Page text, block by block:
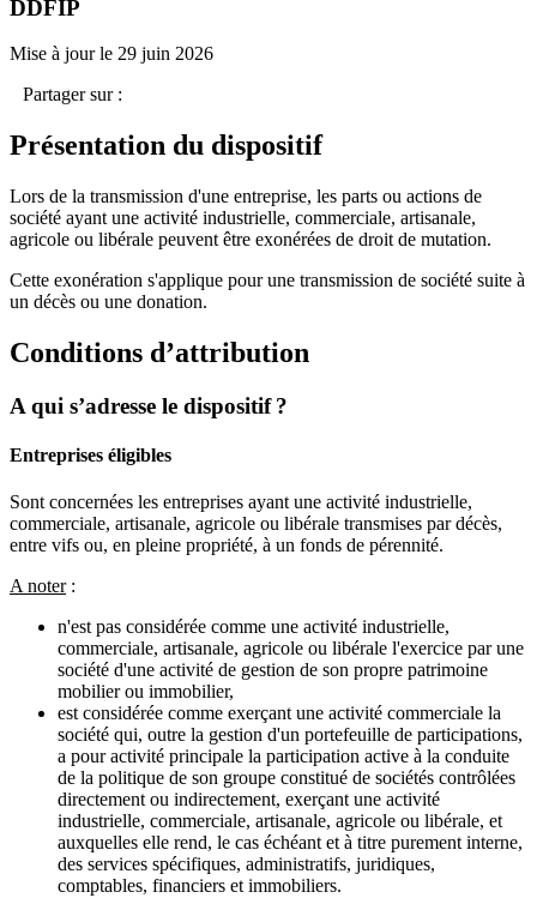
DDFIP
Mise à jour le 29 juin 2026
Partager sur :
Présentation du dispositif
Lors de la transmission d'une entreprise, les parts ou actions de
société ayant une activité industrielle, commerciale, artisanale,
agricole ou libérale peuvent être exonérées de droit de mutation.
Cette exonération s'applique pour une transmission de société suite à
un décès ou une donation.
Conditions d’attribution
A qui s’adresse le dispositif ?
Entreprises éligibles
Sont concernées les entreprises ayant une activité industrielle,
commerciale, artisanale, agricole ou libérale transmises par décès,
entre vifs ou, en pleine propriété, à un fonds de pérennité.
A noter:
n'est pas considérée comme une activité industrielle,
commerciale, artisanale, agricole ou libérale l'exercice par une
société d'une activité de gestion de son propre patrimoine
mobilier ou immobilier,
est considérée comme exerçant une activité commerciale la
société qui, outre la gestion d'un portefeuille de participations,
a pour activité principale la participation active à la conduite
de la politique de son groupe constitué de sociétés contrôlées
directement ou indirectement, exerçant une activité
industrielle, commerciale, artisanale, agricole ou libérale, et
auxquelles elle rend, le cas échéant et à titre purement interne,
des services spécifiques, administratifs, juridiques,
comptables, financiers et immobiliers.